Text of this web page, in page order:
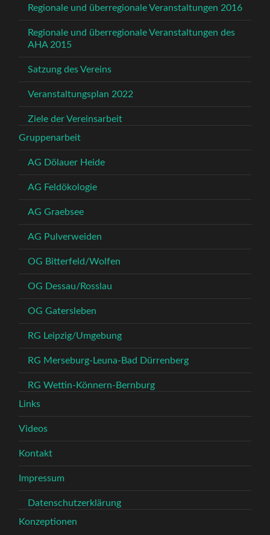
Regionale und überregionale Veranstaltungen 2016
Regionale und überregionale Veranstaltungen des
AHA 2015
Satzung des Vereins
Veranstaltungsplan 2022
Ziele der Vereinsarbeit
Gruppenarbeit
AG Dölauer Heide
AG Feldökologie
AG Graebsee
AG Pulverweiden
OG Bitterfeld/Wolfen
OG Dessau/Rosslau
OG Gatersleben
RG Leipzig/Umgebung
RG Merseburg-Leuna-Bad Dürrenberg
RG Wettin-Könnern-Bernburg
Links
Videos
Kontakt
Impressum
Datenschutzerklärung
Konzeptionen